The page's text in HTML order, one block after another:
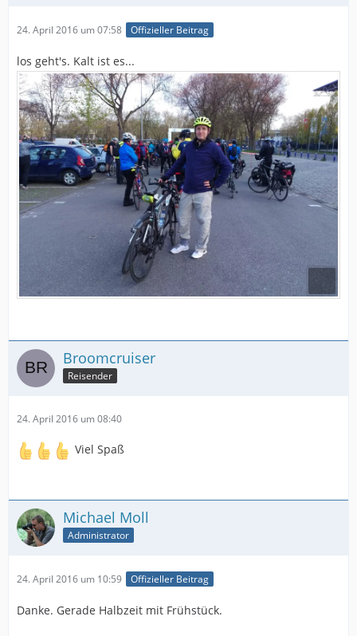
24. April 2016 um 07:58 Offizieller Beitrag
los geht's. Kalt ist es...
Broomcruiser
Reisender
24. April 2016 um 08:40
Viel Spaß
Michael Moll
Administrator
24. April 2016 um 10:59 Offizieller Beitrag
Danke. Gerade Halbzeit mit Frühstück.